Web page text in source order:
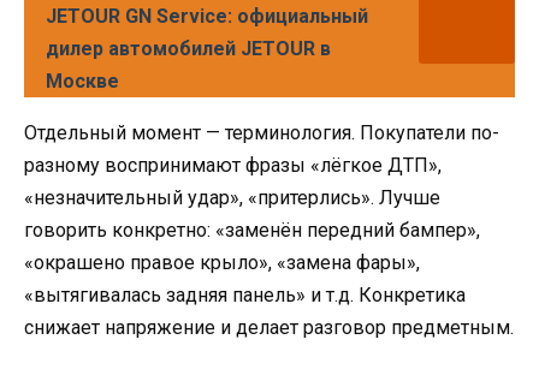
JETOUR GN Service: официальный
дилер автомобилей JETOUR в
Москве
Отдельный момент — терминология. Покупатели по-
разному воспринимают фразы «лёгкое ДТП»,
«незначительный удар», «притерлись». Лучше
говорить конкретно: «заменён передний бампер»,
«окрашено правое крыло», «замена фары»,
«вытягивалась задняя панель» и т.д. Конкретика
снижает напряжение и делает разговор предметным.